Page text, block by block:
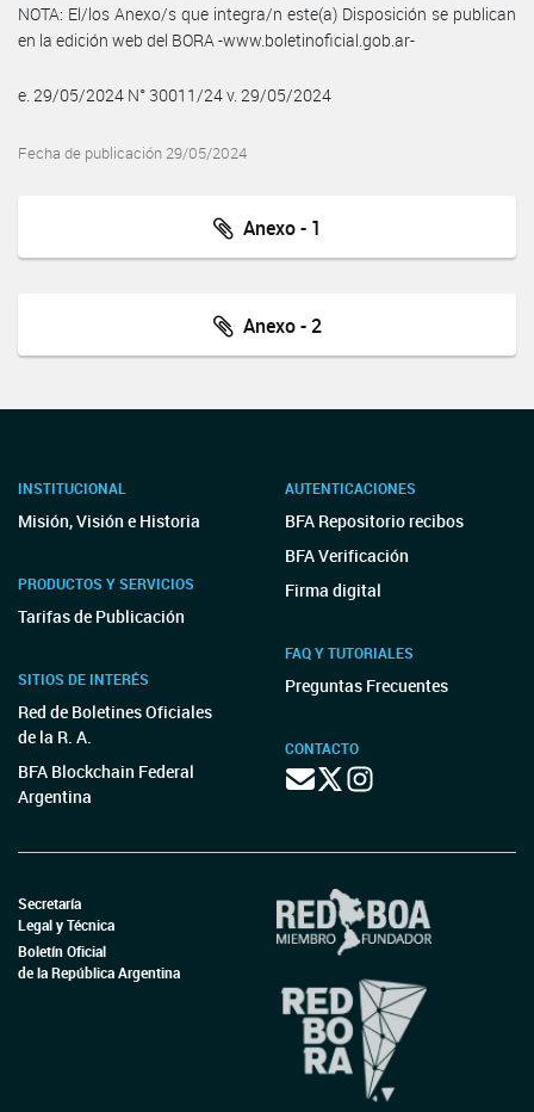
NOTA: El/los Anexo/s que integra/n este(a) Disposición se publican
en la edición web del BORA -www.boletinoficial.gob.ar-
e. 29/05/2024 N° 30011/24 v. 29/05/2024
Fecha de publicación 29/05/2024
Anexo - 1
Anexo - 2
INSTITUCIONAL
Misión, Visión e Historia
PRODUCTOS Y SERVICIOS
Tarifas de Publicación
SITIOS DE INTERÉS
Red de Boletines Oficiales
de la R. A.
BFA Blockchain Federal
Argentina
AUTENTICACIONES
BFA Repositorio recibos
BFA Verificación
Firma digital
FAQ Y TUTORIALES
Preguntas Frecuentes
CONTACTO
Secretaría
Legal y Técnica
Boletín Oficial
de la República Argentina